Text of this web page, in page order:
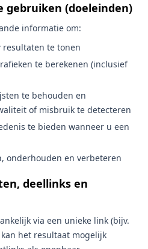
gebruiken (doeleinden)
informatie om:
resultaten te tonen
te berekenen (inclusief
te behouden en
of misbruik te detecteren
te bieden wanneer u een
onderhouden en verbeteren
deellinks en
via een unieke link (bijv.
het resultaat mogelijk